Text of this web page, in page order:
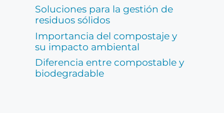
Soluciones para la gestión de
residuos sólidos
Importancia del compostaje y
su impacto ambiental
Diferencia entre compostable y
biodegradable